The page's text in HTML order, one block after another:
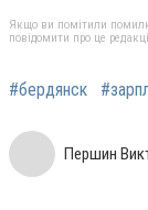
Якщо ви помітили
повідомити про це
#бердянск
Першин